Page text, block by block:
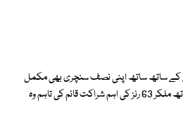
افتخار احمد کے ساتھ 37 رنز کی شراکت قائم کرنے کے ساتھ ساتھ اپنی نصف سنچری بھی مکمل
کی تاہم افتخار 18 رنز ہی بناسکے جس کے بعد اپنا پہلا میچ کھیلنے والے خوشدل شاہ نے بابراعظم کے ساتھ ملکر 63 رنز کی اہم شراکت قائم کی تاہم وہ